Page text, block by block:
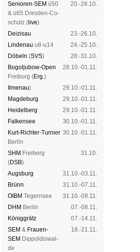
Senioren-SEM ü50
& ü65 Dres­den-Co­
schütz ( live)
20.-28.10.
Dei­zi­sau
23.-26.10.
Lin­de­nau u8-u14
24.-25.10.
Dö­beln (SVS)
28.-31.10.
Bogoljubow-Open
Frei­burg (Erg.)
28.10.-01.11.
Il­me­nau)
29.10.-01.11.
Mag­de­burg
29.10.-01.11.
Hei­del­berg
29.10.-01.11.
Fal­ken­see
30.10.-01.11.
Kurt-Rich­ter-Tur­nier
Ber­lin
30.10.-01.11.
SHM Frei­berg
(DSB)
31.10.
Augs­burg
31.10.-03.11.
Brünn
31.10.-07.11.
OIBM Tegern­see
31.10.-08.11.
DHM Ber­lin
07.-08.11.
König­grätz
07.-14.11.
SEM & Frauen-
SEM Dip­pol­dis­wal­
de
18.-21.11.